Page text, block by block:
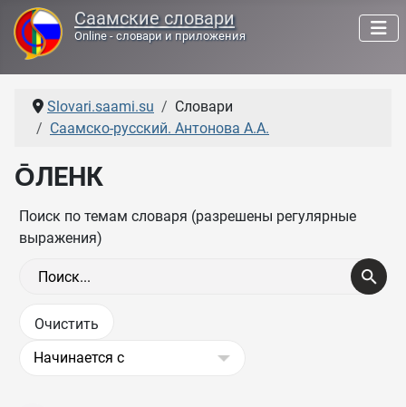
Саамские словари
Online - словари и приложения
Slovari.saami.su
Словари
Саамско-русский. Антонова А.А.
О̄ЛЕНК
Поиск по темам словаря (разрешены регулярные
выражения)